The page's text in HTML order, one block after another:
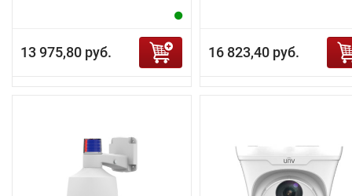
13 975,80 руб. 16 823,40 руб.